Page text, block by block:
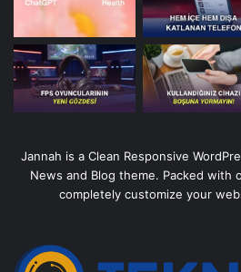
Jannah is a Clean Responsive
News and Blog theme. Packed with
completely customize your